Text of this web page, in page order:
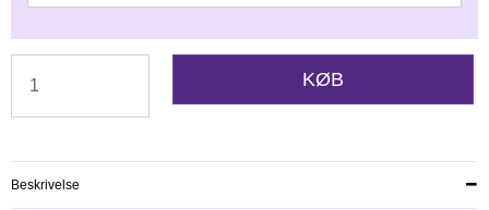
KØB
Beskrivelse